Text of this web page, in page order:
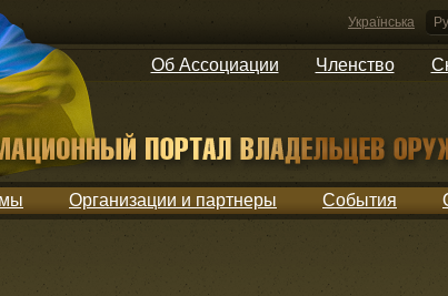
Українська
Об Ассоциации Членство
Организации и партнеры События